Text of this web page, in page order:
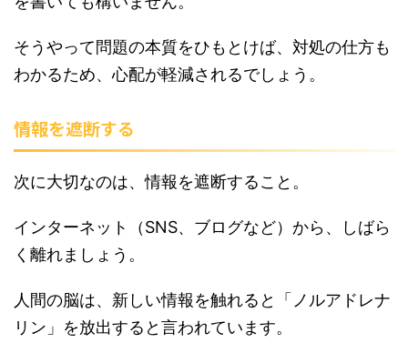
そうやって問題の本質をひもとけば、対処の仕方も
わかるため、心配が軽減されるでしょう。
情報を遮断する
次に大切なのは、情報を遮断すること。
インターネット（SNS、ブログなど）から、しばら
く離れましょう。
人間の脳は、新しい情報を触れると「ノルアドレナ
リン」を放出すると言われています。